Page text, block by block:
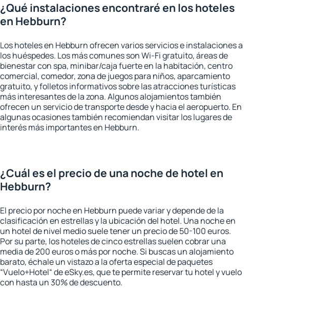
¿Qué instalaciones encontraré en los hoteles
en Hebburn?
Los hoteles en Hebburn ofrecen varios servicios e instalaciones a
los huéspedes. Los más comunes son Wi-Fi gratuito, áreas de
bienestar con spa, minibar/caja fuerte en la habitación, centro
comercial, comedor, zona de juegos para niños, aparcamiento
gratuito, y folletos informativos sobre las atracciones turísticas
más interesantes de la zona. Algunos alojamientos también
ofrecen un servicio de transporte desde y hacia el aeropuerto. En
algunas ocasiones también recomiendan visitar los lugares de
interés más importantes en Hebburn.
¿Cuál es el precio de una noche de hotel en
Hebburn?
El precio por noche en Hebburn puede variar y depende de la
clasificación en estrellas y la ubicación del hotel. Una noche en
un hotel de nivel medio suele tener un precio de 50-100 euros.
Por su parte, los hoteles de cinco estrellas suelen cobrar una
media de 200 euros o más por noche. Si buscas un alojamiento
barato, échale un vistazo a la oferta especial de paquetes
“Vuelo+Hotel“ de eSky.es, que te permite reservar tu hotel y vuelo
con hasta un 30% de descuento.